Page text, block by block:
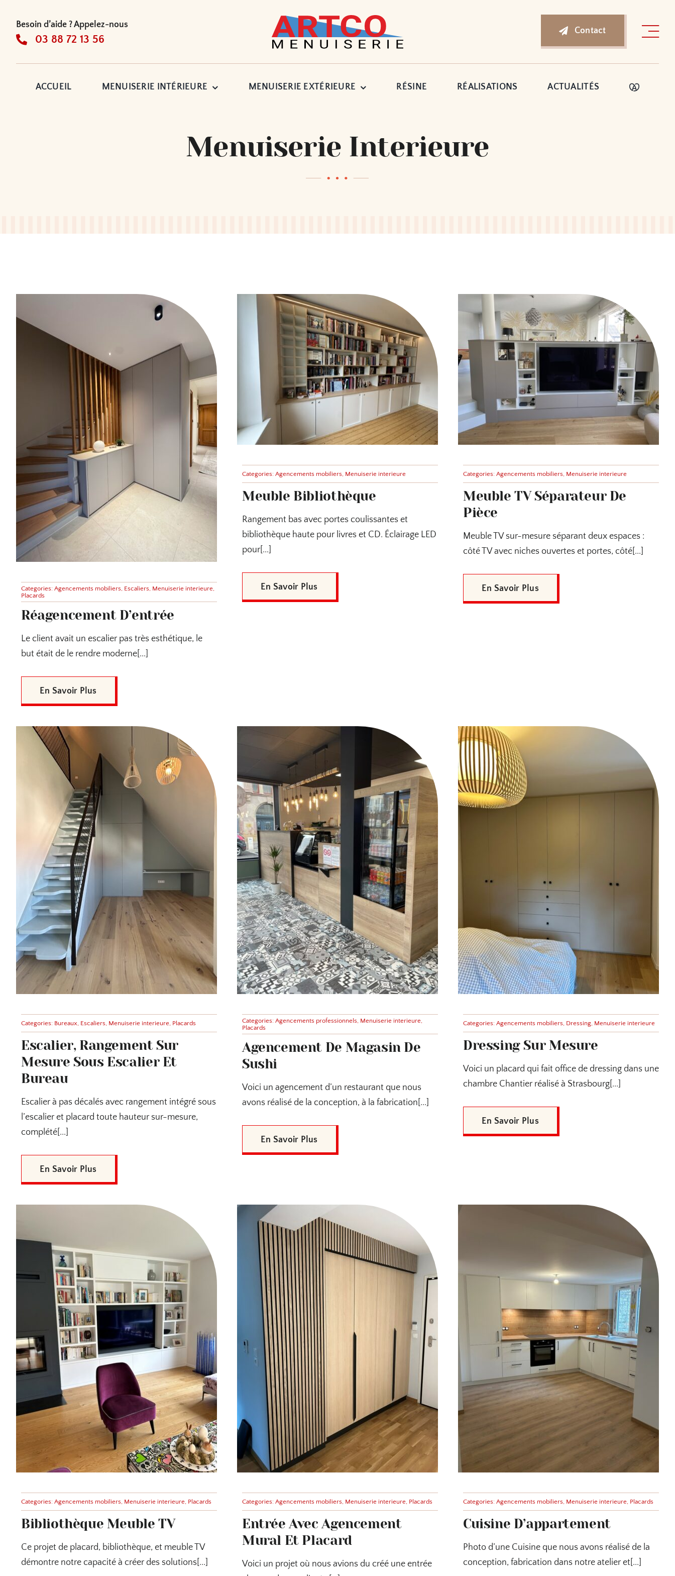
contenu
Besoin d’aide ? Appelez-nous
03 88 72 13 56
Contact
ACCUEIL MENUISERIE INTÉRIEURE MENUISERIE EXTÉRIEURE RÉSINE RÉALISATIONS ACTUALITÉS
Menuiserie Interieure
Categories: Agencements mobiliers, Escaliers, Menuiserie interieure
Placards
Réagencement D’entrée
Le client avait un escalier pas très esthétique, le
but était de le rendre moderne[...]
En Savoir Plus
Categories: Agencements mobiliers, Menuiserie interieure
Meuble Bibliothèque
Rangement bas avec portes coulissantes et
bibliothèque haute pour livres et CD. Éclairage LED
pour[...]
En Savoir Plus
Categories: Agencements mobiliers Menuiserie interieure
Meuble TV Séparateur De
Pièce
Meuble TV sur-mesure séparant deux espaces :
côté TV avec niches ouvertes et portes, côté[...]
En Savoir Plus
Categories: Bureaux Escaliers, Menuiserie interieure Placards
Escalier, Rangement Sur
Mesure Sous Escalier Et
Bureau
Escalier à pas décalés avec rangement intégré sous
l’escalier et placard toute hauteur sur-mesure,
complété[...]
En Savoir Plus
Categories: Agencements professionnels, Menuiserie interieure
Placards
Agencement De Magasin De
Sushi
Voici un agencement d’un restaurant que nous
avons réalisé de la conception, à la fabrication[...]
En Savoir Plus
Categories: Agencements mobiliers Dressing Menuiserie interieure
Dressing Sur Mesure
Voici un placard qui fait office de dressing dans une
chambre Chantier réalisé à Strasbourg[...]
En Savoir Plus
Categories: Agencements mobiliers, Menuiserie interieure Placards
Bibliothèque Meuble TV
Ce projet de placard, bibliothèque, et meuble TV
démontre notre capacité à créer des solutions[...]
Categories: Agencements mobiliers, Menuiserie interieure Placards
Entrée Avec Agencement
Mural Et Placard
Voici un projet où nous avions du créé une entrée
Categories: Agencements mobiliers Menuiserie interieure Placards
Cuisine D’appartement
Photo d’une Cuisine que nous avons réalisé de la
conception, fabrication dans notre atelier et[...]